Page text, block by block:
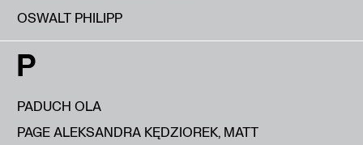
OSWALT PHILIPP
P
PADUCH OLA
PAGE ALEKSANDRA KĘDZIOREK, MATT